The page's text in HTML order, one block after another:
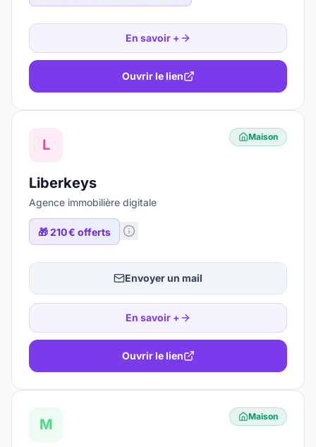
En savoir +
Ouvrir le lien
L Maison
Liberkeys
Agence immobilière digitale
🎁210 € offerts
Envoyer un mail
En savoir +
Ouvrir le lien
M Maison